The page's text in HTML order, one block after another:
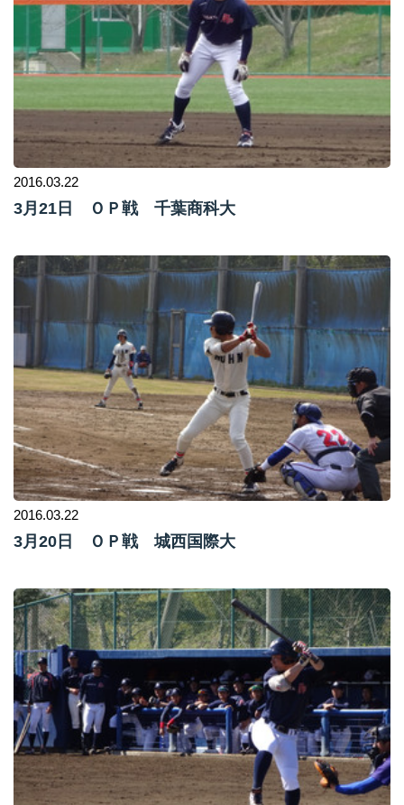
2016.03.22
3月21日 ＯＰ戦 千葉商科大
2016.03.22
3月20日 ＯＰ戦 城西国際大